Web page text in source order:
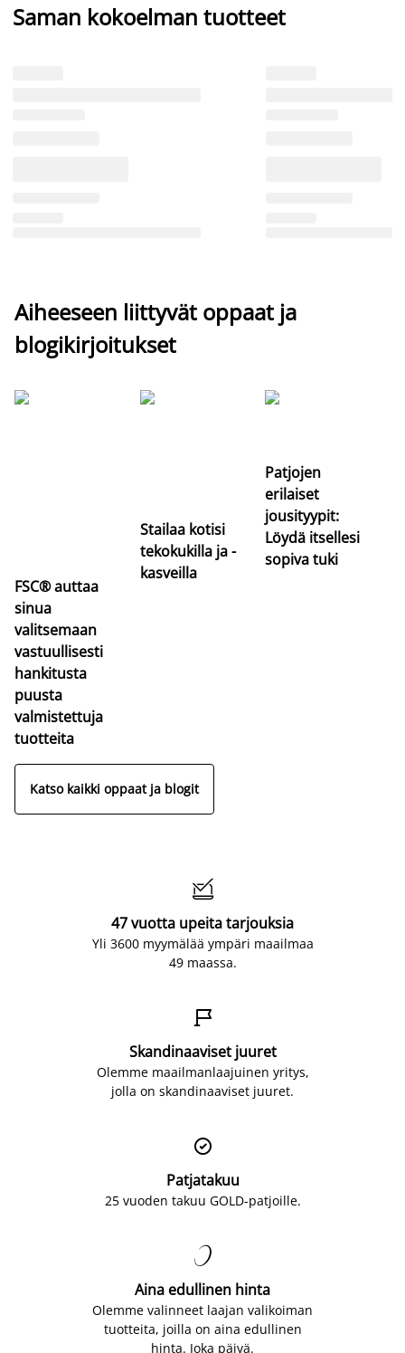
Saman kokoelman tuotteet
Aiheeseen liittyvät oppaat ja
blogikirjoitukset
FSC® auttaa
sinua
valitsemaan
vastuullisesti
hankitusta
puusta
valmistettuja
tuotteita
Stailaa kotisi
tekokukilla ja -
kasveilla
Patjojen
erilaiset
jousityypit:
Löydä itsellesi
sopiva tuki
Katso kaikki oppaat ja blogit

47 vuotta upeita tarjouksia
Yli 3600 myymälää ympäri maailmaa
49 maassa.

Skandinaaviset juuret
Olemme maailmanlaajuinen yritys,
jolla on skandinaaviset juuret.

Patjatakuu
25 vuoden takuu GOLD-patjoille.

Aina edullinen hinta
Olemme valinneet laajan valikoiman
tuotteita, joilla on aina edullinen
hinta. Joka päivä.